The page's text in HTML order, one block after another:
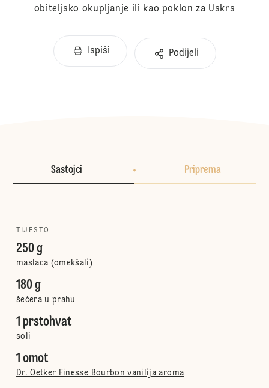
obiteljsko okupljanje ili kao poklon za Uskrs
Ispiši Podijeli
Sastojci Priprema
TIJESTO
250 g
maslaca (omekšali)
180 g
šećera u prahu
1 prstohvat
soli
1 omot
Dr. Oetker Finesse Bourbon vanilija aroma